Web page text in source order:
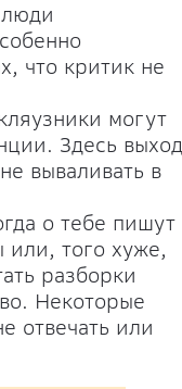
что критик не
могут
Здесь выход
вываливать в
о тебе пишут
или, того хуже,
разборки
Некоторые
отвечать или